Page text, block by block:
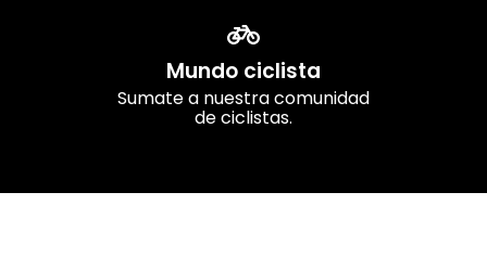
Mundo ciclista
Sumate a nuestra comunidad
de ciclistas.